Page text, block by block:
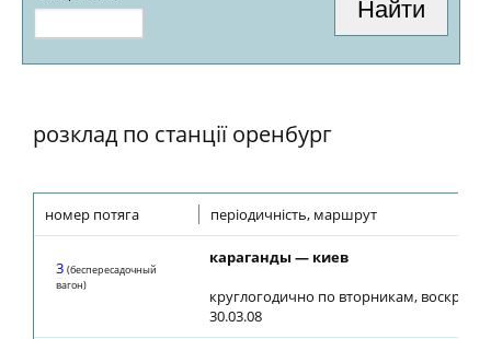
розклад по станції оренбург
номер потяга періодичність, маршрут
3 (беспересадочный
вагон)
караганды — киев
круглогодично по вторникам,
30.03.08